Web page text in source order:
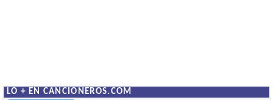
LO + EN CANCIONEROS.COM